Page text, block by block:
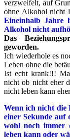
verzweifelt, auf
ohne Alkohol nicht
Eineinhalb Jahre
Alkohol nicht
Das
geworden.
Ich wiederhole es
Leben ohne die
Ist echt krank!!!
nicht ob nicht eher
nicht leben kann
Wenn ich nicht die
einer Sekunde auf
wohl noch immer
leben kann oder